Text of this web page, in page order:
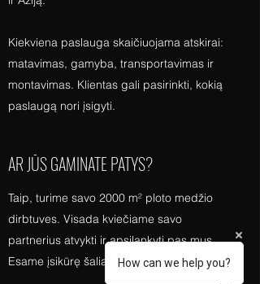
Kiekviena paslauga skaičiuojama atskirai:
matavimas, gamyba, transportavimas ir
montavimas. Klientas gali pasirinkti, kokią
paslaugą nori įsigyti.
AR JŪS GAMINATE PATYS?
Taip, turime savo 2000 m² ploto medžio
dirbtuves. Visada kviečiame savo
partnerius atvykti ir apsilankyti pas mus.
Esame įsikūrę šalia gražių Lentvario rūmų.
How can we help you?